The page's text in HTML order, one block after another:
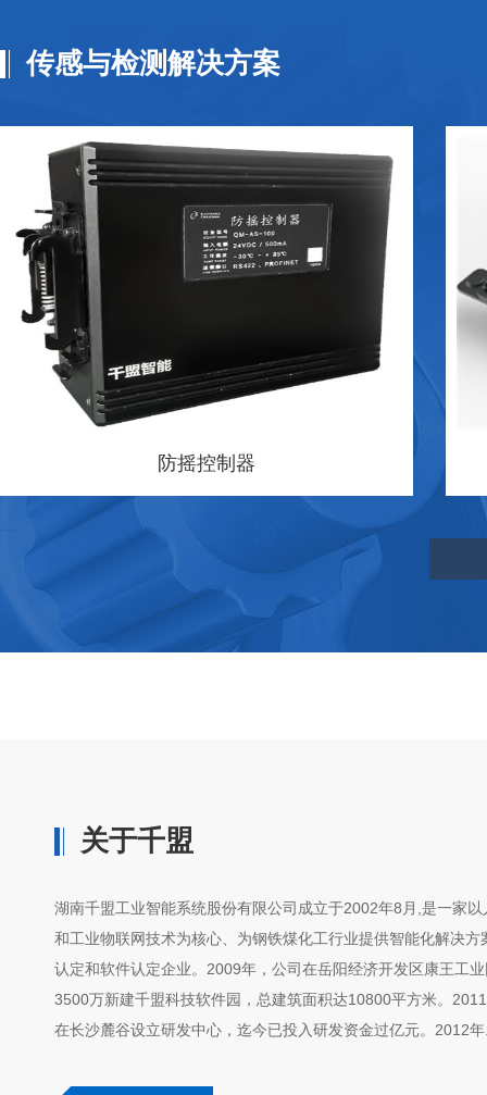
传感与检测解决方案
防摇控制器
毫米波雷达传感器
关于千盟
湖南千盟工业智能系统股份有限公司成立于2002年8月,是一家以
和工业物联网技术为核心、为钢铁煤化工行业提供智能化解决方
认定和软件认定企业。2009年，公司在岳阳经济开发区康王工
3500万新建千盟科技软件园，总建筑面积达10800平方米。
在长沙麓谷设立研发中心，迄今已投入研发资金过亿元。2012